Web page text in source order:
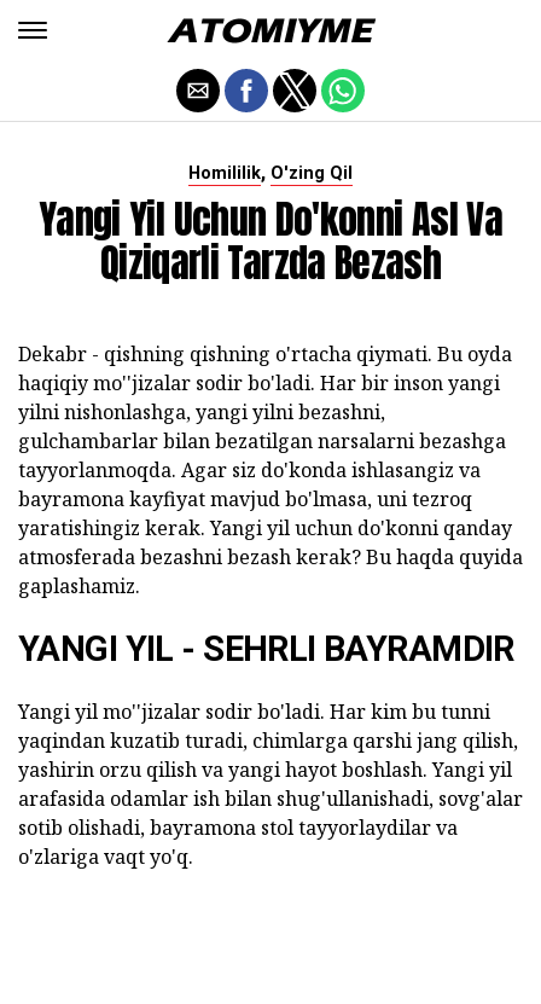
Homililik, O'zing Qil
Yangi Yil Uchun Do'konni Asl Va
Qiziqarli Tarzda Bezash
Dekabr - qishning qishning o'rtacha qiymati. Bu oyda
haqiqiy mo''jizalar sodir bo'ladi. Har bir inson yangi
yilni nishonlashga, yangi yilni bezashni,
gulchambarlar bilan bezatilgan narsalarni bezashga
tayyorlanmoqda. Agar siz do'konda ishlasangiz va
bayramona kayfiyat mavjud bo'lmasa, uni tezroq
yaratishingiz kerak. Yangi yil uchun do'konni qanday
atmosferada bezashni bezash kerak? Bu haqda quyida
gaplashamiz.
YANGI YIL - SEHRLI BAYRAMDIR
Yangi yil mo''jizalar sodir bo'ladi. Har kim bu tunni
yaqindan kuzatib turadi, chimlarga qarshi jang qilish,
yashirin orzu qilish va yangi hayot boshlash. Yangi yil
arafasida odamlar ish bilan shug'ullanishadi, sovg'alar
sotib olishadi, bayramona stol tayyorlaydilar va
o'zlariga vaqt yo'q.